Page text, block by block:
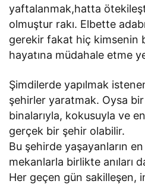
yaftalanmak,hatta
olmuştur rakı. Elbette
gerekir fakat hiç kimsenin
hayatına müdahale etme
Şimdilerde yapılmak
şehirler yaratmak. Oysa
binalarıyla, kokusuyla ve
gerçek bir şehir olabilir.
Bu şehirde yaşayanların
mekanlarla birlikte anıları
Her geçen gün sakilleşen,